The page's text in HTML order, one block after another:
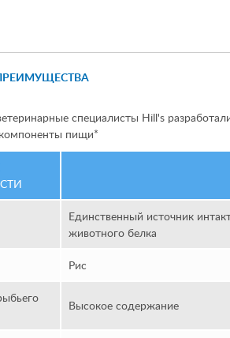
специалисты Hill's
пищи*
Единственный источник
животного белка
Рис
Высокое содержание